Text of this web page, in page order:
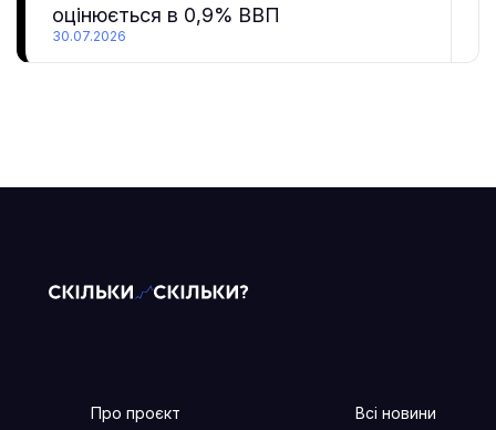
оцінюється в 0,9% ВВП
30.07.2026
Про проєкт
Всі новини